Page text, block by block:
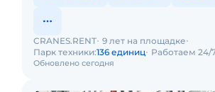
Обновлено сегодня
CRANES.RENT 9 лет на площадке
Парк техники:136 единиц Работаем 24/